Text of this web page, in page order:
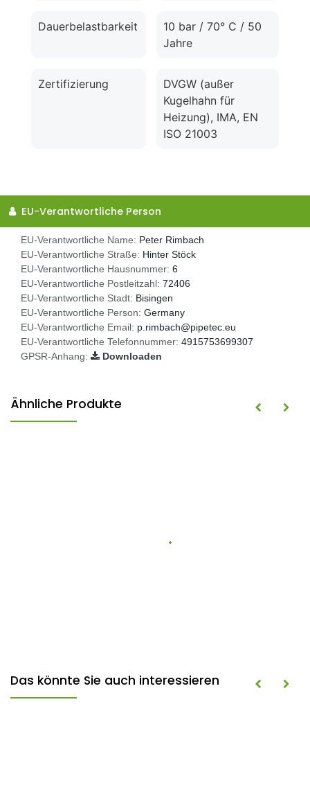
Dauerbelastbarkeit
10 bar / 70° C / 50
Jahre
Zertifizierung
DVGW (außer
Kugelhahn für
Heizung), IMA, EN
ISO 21003
EU-Verantwortliche Person
EU-Verantwortliche Name: Peter Rimbach
EU-Verantwortliche Straße: Hinter Stöck
EU-Verantwortliche Hausnummer: 6
EU-Verantwortliche Postleitzahl: 72406
EU-Verantwortliche Stadt: Bisingen
EU-Verantwortliche Person: Germany
EU-Verantwortliche Email: p.rimbach@pipetec.eu
EU-Verantwortliche Telefonnummer: 4915753699307
GPSR-Anhang:
Downloaden
Ähnliche Produkte
Das könnte Sie auch interessieren